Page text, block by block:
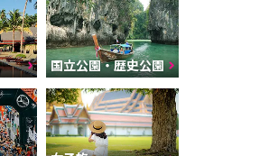
国立公園・歴史公園